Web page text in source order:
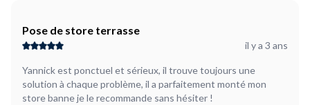
Pose de store terrasse
il y a 3 ans
Yannick est ponctuel et sérieux, il trouve toujours une
solution à chaque problème, il a parfaitement monté mon
store banne je le recommande sans hésiter !